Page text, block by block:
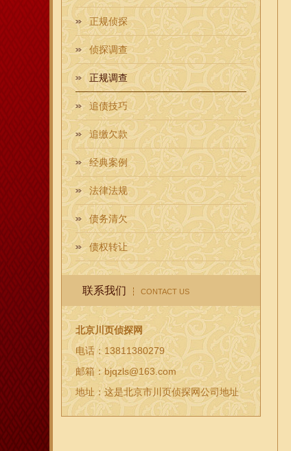
正规侦探
侦探调查
正规调查
追债技巧
追缴欠款
经典案例
法律法规
债务清欠
债权转让
联系我们 CONTACT US
北京川页侦探网
电话：13811380279
邮箱：bjqzls@163.com
地址：这是北京市川页侦探网公司地址